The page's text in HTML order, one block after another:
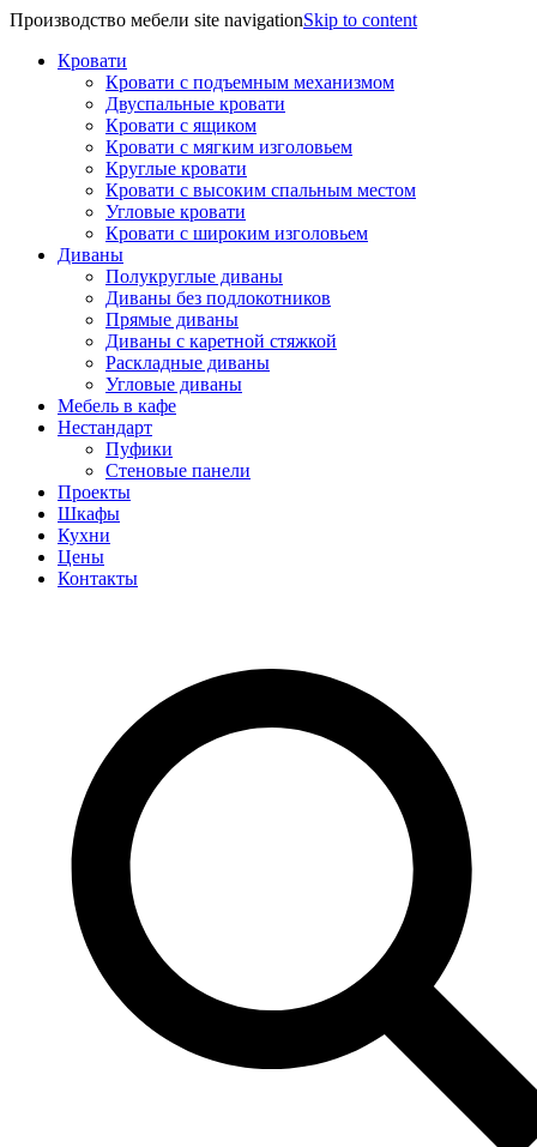
Производство мебели site navigationSkip to content
Кровати
Кровати с подъемным механизмом
Двуспальные кровати
Кровати с ящиком
Кровати с мягким изголовьем
Круглые кровати
Кровати с высоким спальным местом
Угловые кровати
Кровати с широким изголовьем
Диваны
Полукруглые диваны
Диваны без подлокотников
Прямые диваны
Диваны с каретной стяжкой
Раскладные диваны
Угловые диваны
Мебель в кафе
Нестандарт
Пуфики
Стеновые панели
Проекты
Шкафы
Кухни
Цены
Контакты